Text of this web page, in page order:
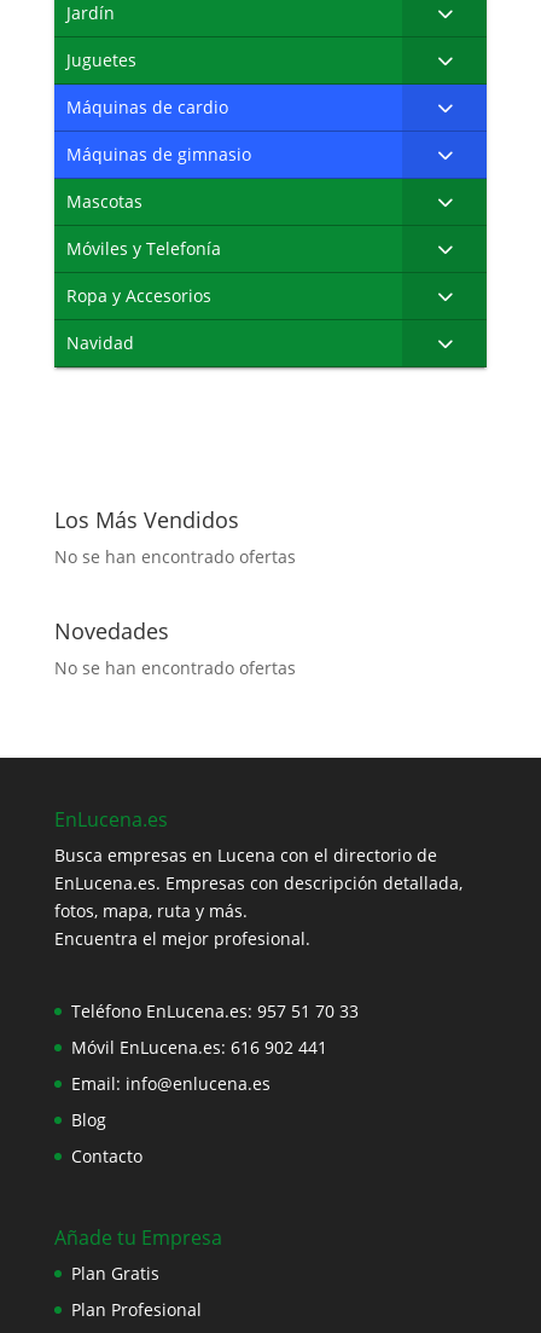
Jardín
Juguetes
Máquinas de cardio
Máquinas de gimnasio
Mascotas
Móviles y Telefonía
Ropa y Accesorios
Navidad
Los Más Vendidos
No se han encontrado ofertas
Novedades
No se han encontrado ofertas
EnLucena.es
Busca empresas en Lucena con el directorio de
EnLucena.es. Empresas con descripción detallada,
fotos, mapa, ruta y más.
Encuentra el mejor profesional.
Teléfono EnLucena.es: 957 51 70 33
Móvil EnLucena.es: 616 902 441
Email: info@enlucena.es
Blog
Contacto
Añade tu Empresa
Plan Gratis
Plan Profesional